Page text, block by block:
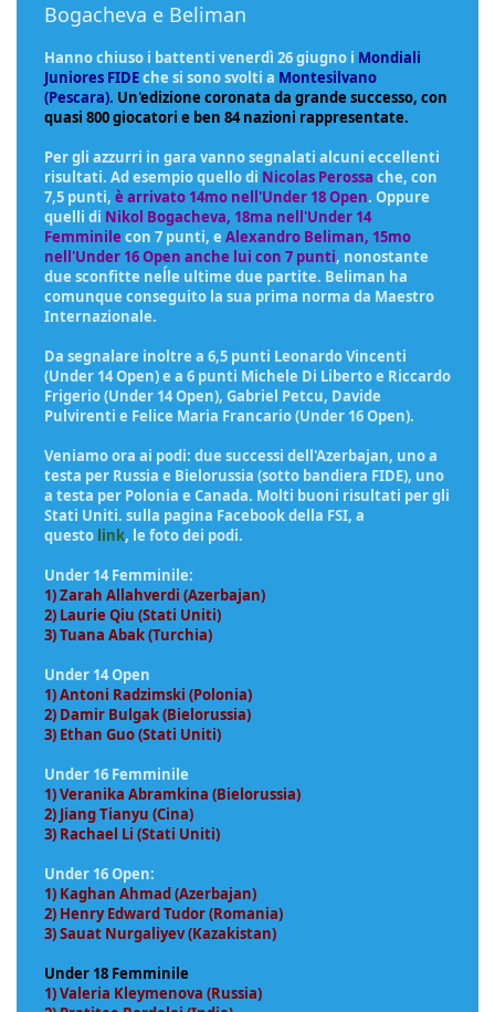
Bogacheva e Beliman
Hanno chiuso i battenti venerdì 26 giugno i Mondiali
Juniores FIDEche si sono svolti a Montesilvano
(Pescara). Un'edizione coronata da grande successo, con
quasi 800 giocatori e ben 84 nazioni rappresentate.
Per gli azzurri in gara vanno segnalati alcuni eccellenti
risultati. Ad esempio quello di Nicolas Perossa che, con
7,5 punti, è arrivato 14mo nell'Under 18 Open. Oppure
quelli di Nikol Bogacheva, 18ma nell'Under 14
Femminile con 7 punti, e Alexandro Beliman, 15mo
nell'Under 16 Open anche lui con 7 punti, nonostante
due sconfitte neĺle ultime due partite. Beliman ha
comunque conseguito la sua prima norma da Maestro
Internazionale.
Da segnalare inoltre a 6,5 punti Leonardo Vincenti
(Under 14 Open) e a 6 punti Michele Di Liberto e Riccardo
Frigerio (Under 14 Open), Gabriel Petcu, Davide
Pulvirenti e Felice Maria Francario (Under 16 Open).
Veniamo ora ai podi: due successi dell'Azerbajan, uno a
testa per Russia e Bielorussia (sotto bandiera FIDE), uno
a testa per Polonia e Canada. Molti buoni risultati per gli
Stati Uniti. sulla pagina Facebook della FSI, a
questo link, le foto dei podi.
Under 14 Femminile:
1) Zarah Allahverdi (Azerbajan)
2) Laurie Qiu (Stati Uniti)
3) Tuana Abak (Turchia)
Under 14 Open
1) Antoni Radzimski (Polonia)
2) Damir Bulgak (Bielorussia)
3) Ethan Guo (Stati Uniti)
Under 16 Femminile
1) Veranika Abramkina (Bielorussia)
2) Jiang Tianyu (Cina)
3) Rachael Li (Stati Uniti)
Under 16 Open:
1) Kaghan Ahmad (Azerbajan)
2) Henry Edward Tudor (Romania)
3) Sauat Nurgaliyev (Kazakistan)
Under 18 Femminile
1) Valeria Kleymenova (Russia)